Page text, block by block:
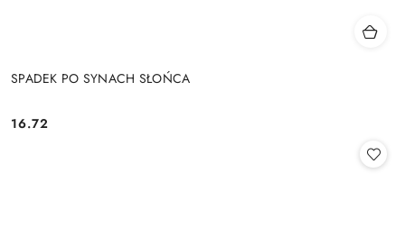
SPADEK PO SYNACH SŁOŃCA
Cena:
16.72